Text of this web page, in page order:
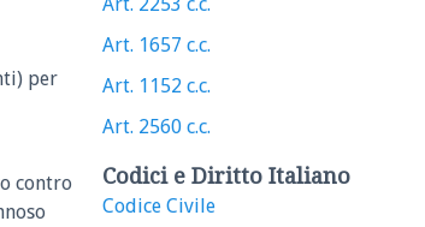
per
contro
Art. 1657 c.c.
Art. 1152 c.c.
Art. 2560 c.c.
Codici e Diritto Italiano
Codice Civile